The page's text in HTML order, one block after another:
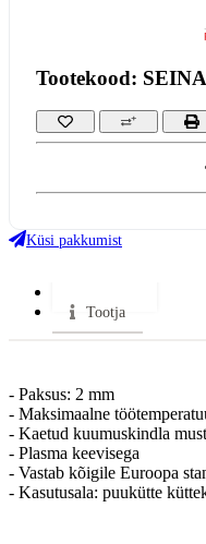
Tootekood:
Küsi pakkumist
Tootja
- Paksus: 2 mm
- Maksimaalne
- Kaetud kuumuskindla
- Plasma keevisega
- Vastab kõigile Euroopa
- Kasutusala: puukütte